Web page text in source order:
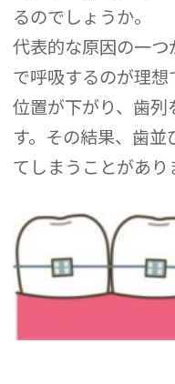
るのでしょうか。
代表的な原因の一
で呼吸するのが理
位置が下がり、歯
す。その結果、歯
てしまうことがあり